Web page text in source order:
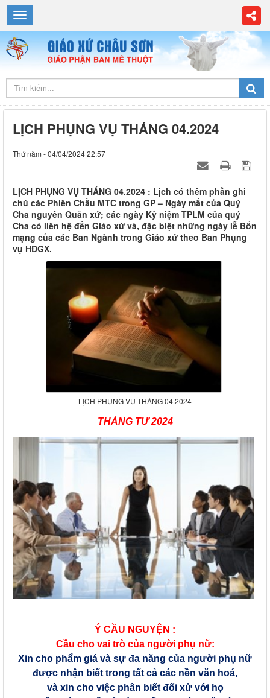
LỊCH PHỤNG VỤ THÁNG 04.2024
Thứ năm - 04/04/2024 22:57
LỊCH PHỤNG VỤ THÁNG 04.2024 : Lịch có thêm phần ghi
chú các Phiên Chầu MTC trong GP – Ngày mất của Quý
Cha nguyên Quản xứ; các ngày Kỷ niệm TPLM của quý
Cha có liên hệ đến Giáo xứ và, đặc biệt những ngày lễ Bổn
mạng của các Ban Ngành trong Giáo xứ theo Ban Phụng
vụ HĐGX.
LỊCH PHỤNG VỤ THÁNG 04.2024
THÁNG TƯ 2024
Ý CẦU NGUYỆN :
Cầu cho vai trò của người phụ nữ:
Xin cho phẩm giá và sự đa năng của người phụ nữ
được nhận biết trong tất cả các nền văn hoá,
và xin cho việc phân biết đối xử với họ